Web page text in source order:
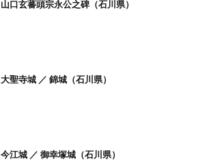
山口玄蕃頭宗永公之碑（石川県）
大聖寺城 ／ 錦城（石川県）
今江城 ／ 御幸塚城（石川県）